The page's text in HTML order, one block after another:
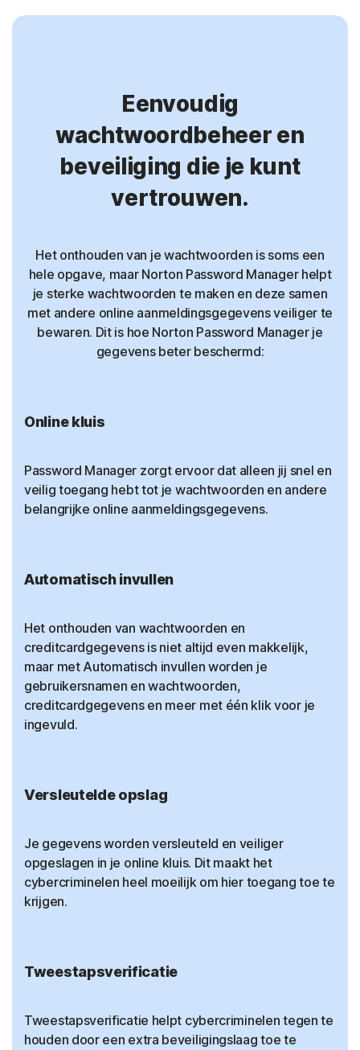
Eenvoudig
wachtwoordbeheer en
beveiliging die je kunt
vertrouwen.
Het onthouden van je wachtwoorden is soms een
hele opgave, maar Norton Password Manager helpt
je sterke wachtwoorden te maken en deze samen
met andere online aanmeldingsgegevens veiliger te
bewaren. Dit is hoe Norton Password Manager je
gegevens beter beschermd:
Online kluis
Password Manager zorgt ervoor dat alleen jij snel en
veilig toegang hebt tot je wachtwoorden en andere
belangrijke online aanmeldingsgegevens.
Automatisch invullen
Het onthouden van wachtwoorden en
creditcardgegevens is niet altijd even makkelijk,
maar met Automatisch invullen worden je
gebruikersnamen en wachtwoorden,
creditcardgegevens en meer met één klik voor je
ingevuld.
Versleutelde opslag
Je gegevens worden versleuteld en veiliger
opgeslagen in je online kluis. Dit maakt het
cybercriminelen heel moeilijk om hier toegang toe te
krijgen.
Tweestapsverificatie
Tweestapsverificatie helpt cybercriminelen tegen te
houden door een extra beveiligingslaag toe te